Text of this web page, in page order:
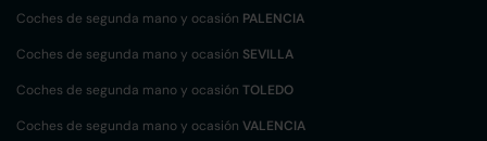
Coches de segunda mano y ocasión PALENCIA
Coches de segunda mano y ocasión SEVILLA
Coches de segunda mano y ocasión TOLEDO
Coches de segunda mano y ocasión VALENCIA